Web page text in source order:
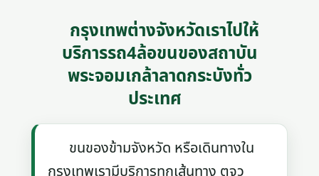
กรุงเทพต่างจังหวัดเราไปให้
บริการรถ4ล้อขนของสถาบัน
พระจอมเกล้าลาดกระบังทั่ว
ประเทศ
ขนของข้ามจังหวัด หรือเดินทางใน
กรุงเทพเรามีบริการทุกเส้นทาง ตจว